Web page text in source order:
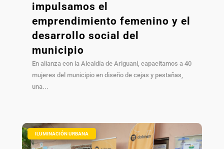
impulsamos el
emprendimiento femenino y el
desarrollo social del
municipio
En alianza con la Alcaldía de Ariguaní, capacitamos a 40
mujeres del municipio en diseño de cejas y pestañas,
una...
ILUMINACIÓN URBANA